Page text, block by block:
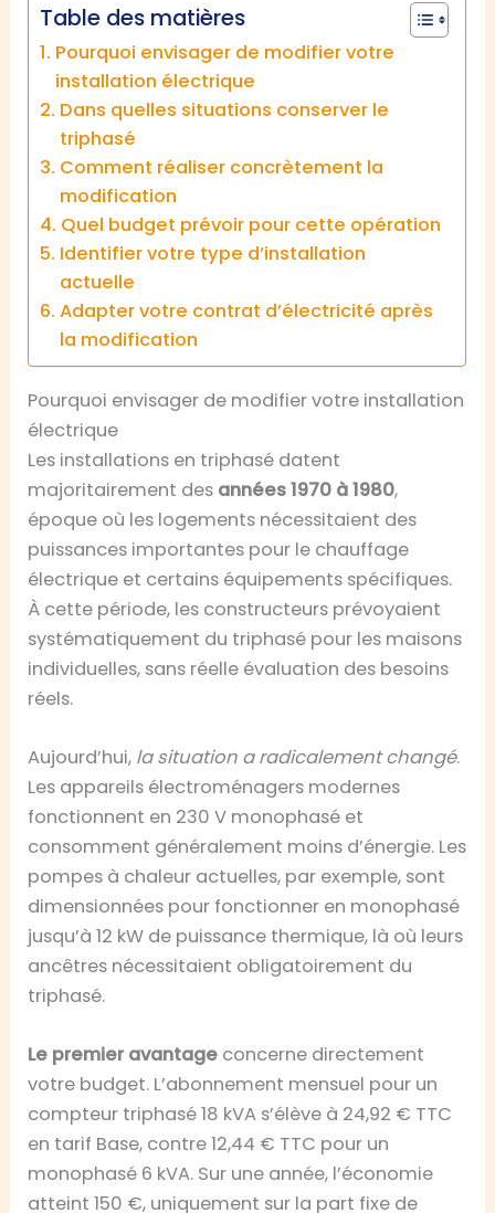
Table des matières
Pourquoi envisager de modifier votre
installation électrique
Dans quelles situations conserver le
triphasé
Comment réaliser concrètement la
modification
Quel budget prévoir pour cette opération
Identifier votre type d’installation
actuelle
Adapter votre contrat d’électricité après
la modification
Pourquoi envisager de modifier votre installation
électrique
Les installations en triphasé datent
majoritairement des années 1970 à 1980,
époque où les logements nécessitaient des
puissances importantes pour le chauffage
électrique et certains équipements spécifiques.
À cette période, les constructeurs prévoyaient
systématiquement du triphasé pour les maisons
individuelles, sans réelle évaluation des besoins
réels.
Aujourd’hui, la situation a radicalement changé.
Les appareils électroménagers modernes
fonctionnent en 230 V monophasé et
consomment généralement moins d’énergie. Les
pompes à chaleur actuelles, par exemple, sont
dimensionnées pour fonctionner en monophasé
jusqu’à 12 kW de puissance thermique, là où leurs
ancêtres nécessitaient obligatoirement du
triphasé.
Le premier avantage concerne directement
votre budget. L’abonnement mensuel pour un
compteur triphasé 18 kVA s’élève à 24,92 € TTC
en tarif Base, contre 12,44 € TTC pour un
monophasé 6 kVA. Sur une année, l’économie
atteint 150 €, uniquement sur la part fixe de